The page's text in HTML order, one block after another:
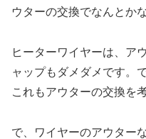
ウターの交換でなんとか
ヒーターワイヤーは、ア
ャップもダメダメです。
これもアウターの交換を
で、ワイヤーのアウター